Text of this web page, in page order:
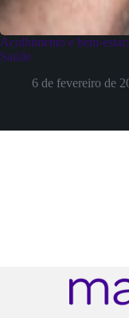
Acolhimento e bem-
Saúde
6 de fevereiro de